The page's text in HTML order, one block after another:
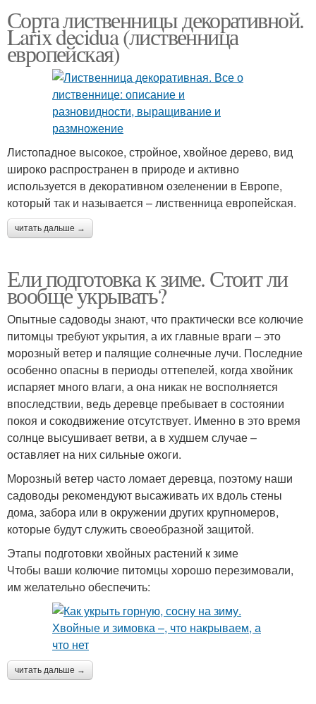
Сорта лиственницы декоративной.
Larix decidua (лиственница
европейская)
Листопадное высокое, стройное, хвойное дерево, вид
широко распространен в природе и активно
используется в декоративном озеленении в Европе,
который так и называется – лиственница европейская.
читать дальше →
Ели подготовка к зиме. Стоит ли
вообще укрывать?
Опытные садоводы знают, что практически все колючие
питомцы требуют укрытия, а их главные враги – это
морозный ветер и палящие солнечные лучи. Последние
особенно опасны в периоды оттепелей, когда хвойник
испаряет много влаги, а она никак не восполняется
впоследствии, ведь деревце пребывает в состоянии
покоя и сокодвижение отсутствует. Именно в это время
солнце высушивает ветви, а в худшем случае –
оставляет на них сильные ожоги.
Морозный ветер часто ломает деревца, поэтому наши
садоводы рекомендуют высаживать их вдоль стены
дома, забора или в окружении других крупномеров,
которые будут служить своеобразной защитой.
Этапы подготовки хвойных растений к зиме
Чтобы ваши колючие питомцы хорошо перезимовали,
им желательно обеспечить:
читать дальше →